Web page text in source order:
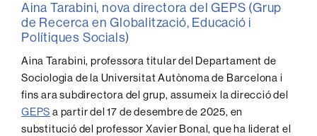
Aina Tarabini, nova directora del GEPS (Grup
de Recerca en Globalització, Educació i
Polítiques Socials)
Aina Tarabini, professora titular del Departament de
Sociologia de la Universitat Autònoma de Barcelona i
fins ara subdirectora del grup, assumeix la direcció del
GEPS a partir del 17 de desembre de 2025, en
substitució del professor Xavier Bonal, que ha liderat el